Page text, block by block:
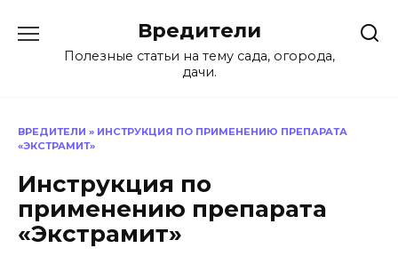
содержанию
Вредители
Полезные статьи на тему сада, огорода,
дачи.
ВРЕДИТЕЛИ » ИНСТРУКЦИЯ ПО ПРИМЕНЕНИЮ ПРЕПАРАТА
«ЭКСТРАМИТ»
Инструкция по
применению препарата
«Экстрамит»